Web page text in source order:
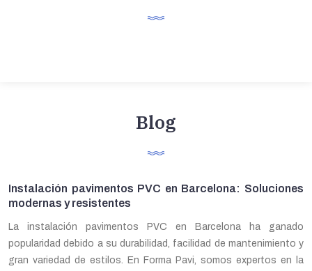
Blog
Instalación pavimentos PVC en Barcelona: Soluciones
modernas y resistentes
La instalación pavimentos PVC en Barcelona ha ganado
popularidad debido a su durabilidad, facilidad de mantenimiento y
gran variedad de estilos. En Forma Pavi, somos expertos en la